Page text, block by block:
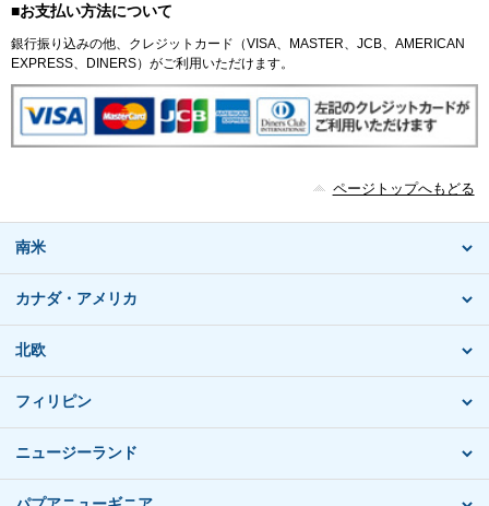
■お支払い方法について
銀行振り込みの他、クレジットカード（VISA、MASTER、JCB、AMERICAN
EXPRESS、DINERS）がご利用いただけます。
ページトップへもどる
南米
カナダ・アメリカ
北欧
フィリピン
ニュージーランド